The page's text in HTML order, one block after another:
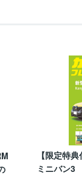
【限定特
ミニバン3